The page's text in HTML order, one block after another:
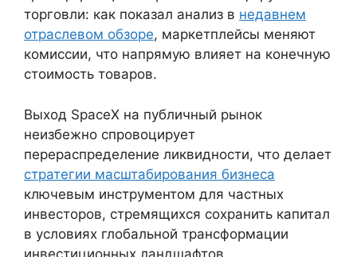
торговли: как показал анализ в недавнем
отраслевом обзоре, маркетплейсы меняют
комиссии, что напрямую влияет на конечную
стоимость товаров.
Выход SpaceX на публичный рынок
неизбежно спровоцирует
перераспределение ликвидности, что делает
стратегии масштабирования бизнеса
ключевым инструментом для частных
инвесторов, стремящихся сохранить капитал
в условиях глобальной трансформации
инвестиционных ландшафтов.